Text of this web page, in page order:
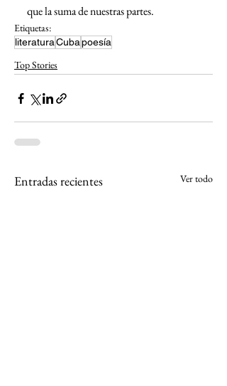
que la suma de nuestras partes.
Etiquetas:
literaturaCubapoesía
Top Stories
Entradas recientes Ver todo